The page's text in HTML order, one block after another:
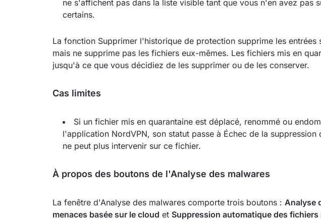
ne s'affichent pas dans la liste visible tant que vous n'en avez pas
certains.
La fonction Supprimer l'historique de protection supprime les entrées
mais ne supprime pas les fichiers eux-mêmes. Les fichiers mis en
jusqu'à ce que vous décidiez de les supprimer ou de les conserver.
Cas limites
Si un fichier mis en quarantaine est déplacé, renommé ou
l'application NordVPN, son statut passe à Échec de la
ne peut plus intervenir sur ce fichier.
À propos des boutons de l'Analyse des malwares
La fenêtre d'Analyse des malwares comporte trois boutons : Analyse
menaces basée sur le cloud et Suppression automatique des fichiers